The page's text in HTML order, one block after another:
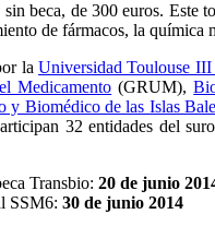
beca, de 300 euros. Este
de fármacos, la
laUniversidad Toulouse III
Medicamento (GRUM),
y Biomédico de las Islas
32 entidades del
Transbio: 20 de junio
SSM6: 30 de junio 2014